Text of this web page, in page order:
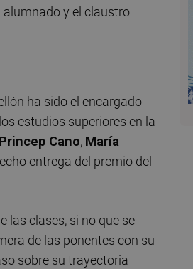
alumnado y el claustro
ha sido el encargado
estudios superiores en la
Cano, María
entrega del premio del
las clases, si no que se
de las ponentes con su
sobre su trayectoria